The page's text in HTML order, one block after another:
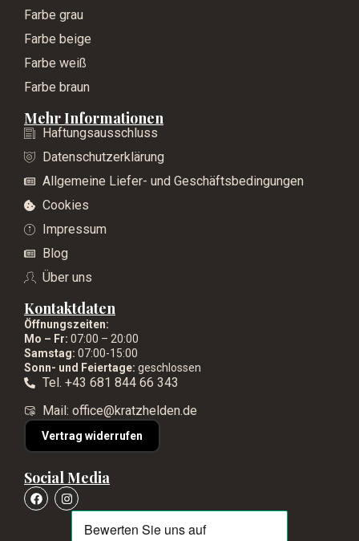
Farbe grau
Farbe beige
Farbe weiß
Farbe braun
Mehr Informationen
Haftungsausschluss
Datenschutzerklärung
Allgemeine Liefer- und Geschäftsbedingungen
Cookies
Impressum
Blog
Über uns
Kontaktdaten
Öffnungszeiten:
Mo – Fr: 07:00 – 20:00
Samstag: 07:00-15:00
Sonn- und Feiertage: geschlossen
Tel. +43 681 844 66 343
Mail: office@kratzhelden.de
Vertrag widerrufen
Social Media